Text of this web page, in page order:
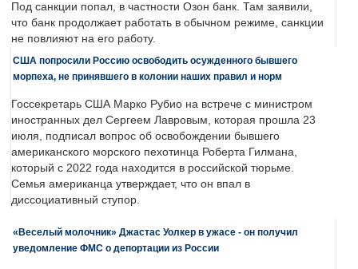
Под санкции попал, в частности Озон банк. Там заявили,
что банк продолжает работать в обычном режиме, санкции
не повлияют на его работу.
США попросили Россию освободить осужденного бывшего
морпеха, не принявшего в колонии наших правил и норм
Госсекретарь США Марко Рубио на встрече с министром
иностранных дел Сергеем Лавровым, которая прошла 23
июля, подписал вопрос об освобождении бывшего
американского морского пехотинца Роберта Гилмана,
который с 2022 года находится в российской тюрьме.
Семья американца утверждает, что он впал в
диссоциативный ступор.
«Веселый молочник» Джастас Уолкер в ужасе - он получил
уведомление ФМС о депортации из России